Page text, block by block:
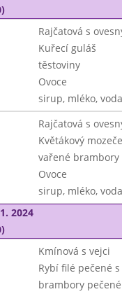
Rajčatová s
Kuřecí guláš
těstoviny
Ovoce
sirup, mléko,
Rajčatová s
Květákový
vařené brambory
Ovoce
sirup, mléko,
2024
Kmínová s vejci
Rybí filé pečené
brambory